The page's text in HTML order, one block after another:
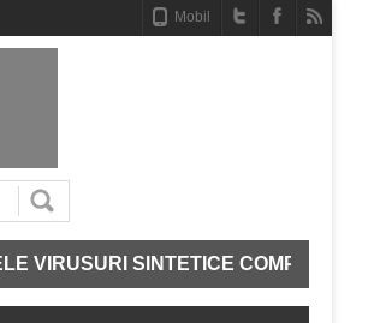
Mobil
SINTETICE COMPLET NOI